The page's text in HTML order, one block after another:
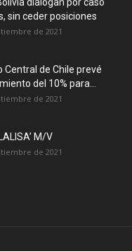
sin ceder posiciones
de 2021
Central de Chile prevé
del 10% para...
de 2021
M/V
de 2021